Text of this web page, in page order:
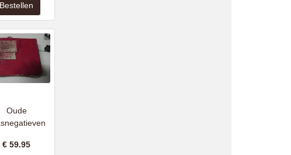
Oude
€59.95